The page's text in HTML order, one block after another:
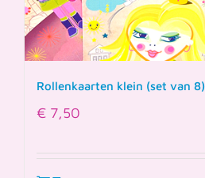
Rollenkaarten klein (set van 8)
€ 7,50